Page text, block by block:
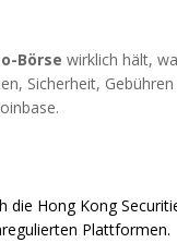
Börse wirklich hält,
Sicherheit,
Hong Kong
Plattformen.